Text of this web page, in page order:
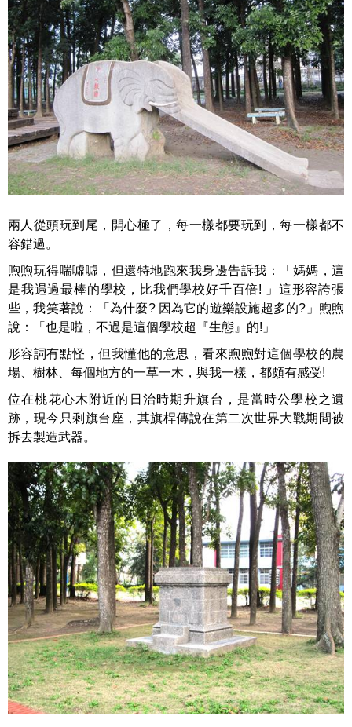
兩人從頭玩到尾，開心極了，每一樣都要玩到，每一樣都不
容錯過。
煦煦玩得喘噓噓，但還特地跑來我身邊告訴我：「媽媽，這
是我遇過最棒的學校，比我們學校好千百倍! 」這形容誇張
些，我笑著說：「為什麼? 因為它的遊樂設施超多的?」煦煦
說：「也是啦，不過是這個學校超『生態』的!」
形容詞有點怪，但我懂他的意思，看來煦煦對這個學校的農
場、樹林、每個地方的一草一木，與我一樣，都頗有感受!
位在桃花心木附近的日治時期升旗台，是當時公學校之遺
跡，現今只剩旗台座，其旗桿傳說在第二次世界大戰期間被
拆去製造武器。